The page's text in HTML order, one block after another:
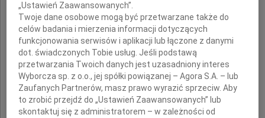
Panu
prof. dr. hab.
Waldemarowi Czternastemu
„Ustawień Zaawansowanych”.
Twoje dane osobowe mogą być przetwarzane także do
celów badania i mierzenia informacji dotyczących
funkcjonowania serwisów i aplikacji lub łączone z danymi
dot. świadczonych Tobie usług. Jeśli podstawą
przetwarzania Twoich danych jest uzasadniony interes
Wyborcza sp. z o.o., jej spółki powiązanej – Agora S.A. – lub
Zaufanych Partnerów, masz prawo wyrazić sprzeciw. Aby
to zrobić przejdź do „Ustawień Zaawansowanych” lub
skontaktuj się z administratorem – w zależności od